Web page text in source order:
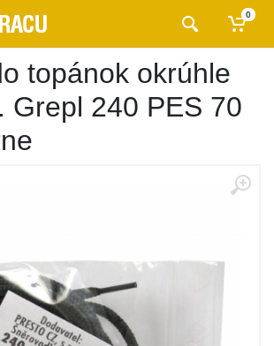
0
topánok okrúhle
Grepl 240 PES 70